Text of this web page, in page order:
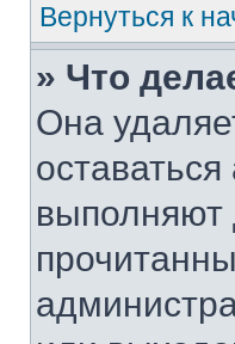
Вернуться к
» Что
Она
выполняют